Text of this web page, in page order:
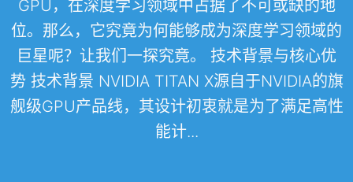
GPU，在深度学习领域中占据了不可或缺的地
位。那么，它究竟为何能够成为深度学习领域的
巨星呢？让我们一探究竟。 技术背景与核心优
势 技术背景 NVIDIA TITAN X源自于NVIDIA的旗
舰级GPU产品线，其设计初衷就是为了满足高性
能计...